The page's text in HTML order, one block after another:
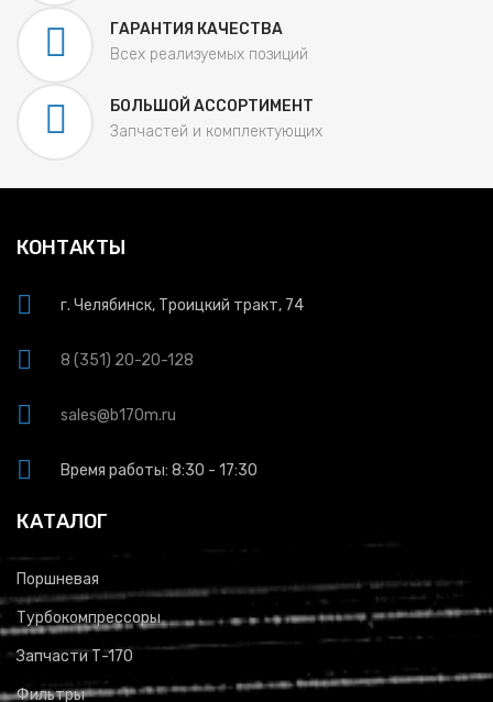
ГАРАНТИЯ КАЧЕСТВА
Всех реализуемых позиций
БОЛЬШОЙ АССОРТИМЕНТ
Запчастей и комплектующих
КОНТАКТЫ
г. Челябинск, Троицкий тракт, 74
8 (351) 20-20-128
sales@b170m.ru
Время работы: 8:30 - 17:30
КАТАЛОГ
Поршневая
Турбокомпрессоры
Запчасти Т-170
Фильтры